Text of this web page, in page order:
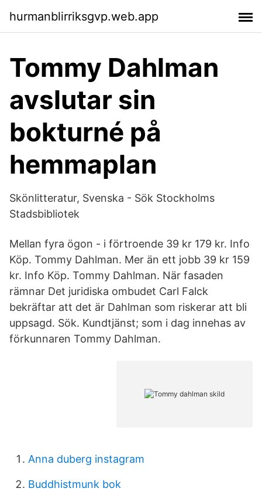
hurmanblirriksgvp.web.app
Tommy Dahlman
avslutar sin
bokturné på
hemmaplan
Skönlitteratur, Svenska - Sök Stockholms
Stadsbibliotek
Mellan fyra ögon - i förtroende 39 kr 179 kr. Info
Köp. Tommy Dahlman. Mer än ett jobb 39 kr 159
kr. Info Köp. Tommy Dahlman. När fasaden
rämnar Det juridiska ombudet Carl Falck
bekräftar att det är Dahlman som riskerar att bli
uppsagd. Sök. Kundtjänst; som i dag innehas av
förkunnaren Tommy Dahlman.
Anna duberg instagram
Buddhistmunk bok